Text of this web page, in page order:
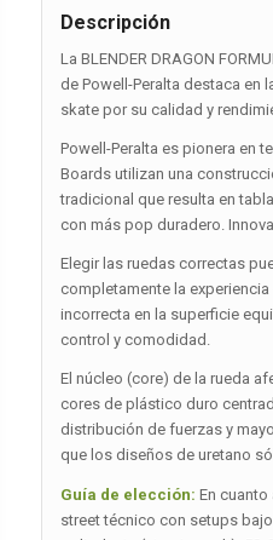
Descripción
La BLENDER DRAGON
de Powell-Peralta destaca en
skate por su calidad y
Powell-Peralta es pionera en
Boards utilizan una
tradicional que resulta en
con más pop duradero.
Elegir las ruedas correctas
completamente la experiencia
incorrecta en la superficie
control y comodidad.
El núcleo (core) de la rueda
cores de plástico duro
distribución de fuerzas y
que los diseños de uretano
Guía de elección: En cuanto
street técnico con setups